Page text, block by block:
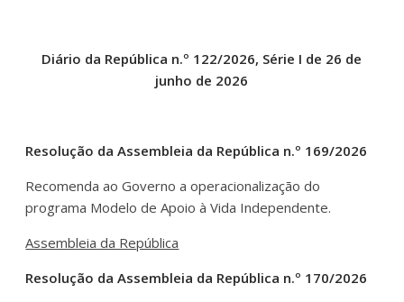
Diário da República n.º 122/2026, Série I de 26 de
junho de 2026
Resolução da Assembleia da República n.º 169/2026
Recomenda ao Governo a operacionalização do
programa Modelo de Apoio à Vida Independente.
Assembleia da República
Resolução da Assembleia da República n.º 170/2026